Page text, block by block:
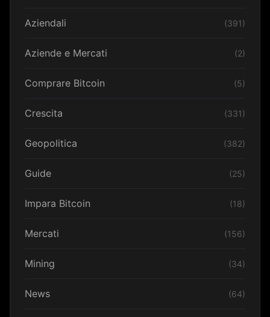
Aziendali (391)
Aziende e Mercati (2)
Comprare Bitcoin (5)
Crescita (331)
Geopolitica (382)
Guide (25)
Impara Bitcoin (18)
Mercati (156)
Mining (34)
News (64)